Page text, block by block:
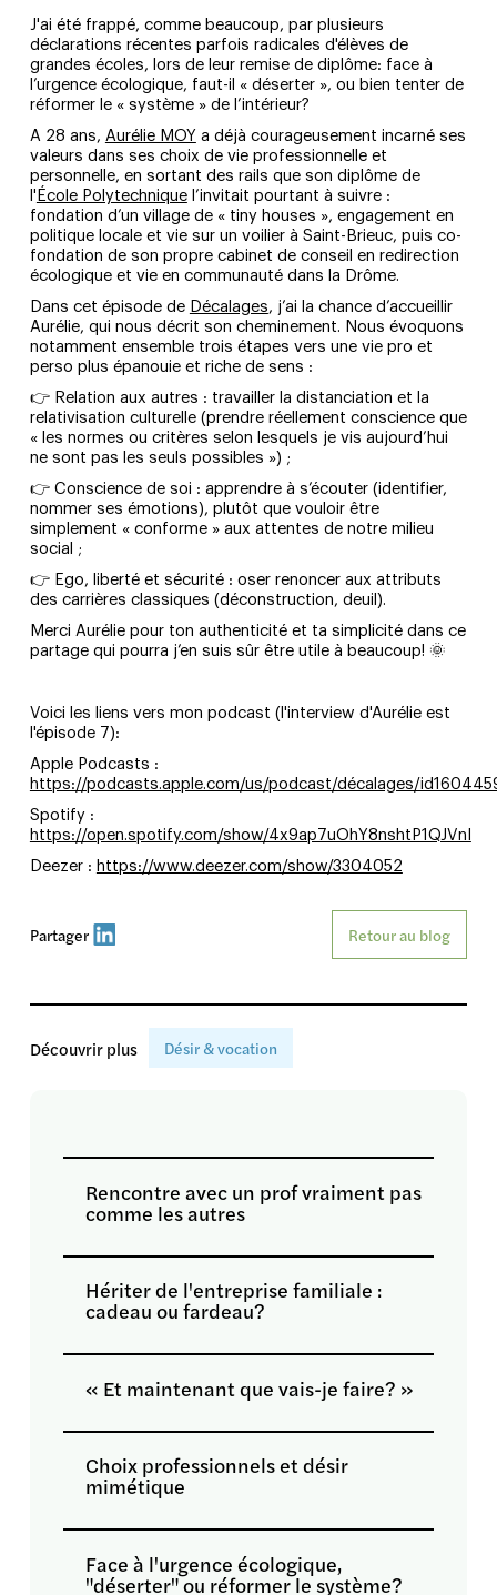
J'ai été frappé, comme beaucoup, par plusieurs
déclarations récentes parfois radicales d'élèves de
grandes écoles, lors de leur remise de diplôme: face à
l’urgence écologique, faut-il « déserter », ou bien tenter de
réformer le « système » de l’intérieur?
A 28 ans, Aurélie MOY a déjà courageusement incarné ses
valeurs dans ses choix de vie professionnelle et
personnelle, en sortant des rails que son diplôme de
l' École Polytechniquel’invitait pourtant à suivre :
fondation d’un village de « tiny houses », engagement en
politique locale et vie sur un voilier à Saint-Brieuc, puis co-
fondation de son propre cabinet de conseil en redirection
écologique et vie en communauté dans la Drôme.
Dans cet épisode de Décalages, j’ai la chance d’accueillir
Aurélie, qui nous décrit son cheminement. Nous évoquons
notamment ensemble trois étapes vers une vie pro et
perso plus épanouie et riche de sens :
👉 Relation aux autres : travailler la distanciation et la
relativisation culturelle (prendre réellement conscience que
« les normes ou critères selon lesquels je vis aujourd’hui
ne sont pas les seuls possibles ») ;
👉 Conscience de soi : apprendre à s’écouter (identifier,
nommer ses émotions), plutôt que vouloir être
simplement « conforme » aux attentes de notre milieu
social ;
👉 Ego, liberté et sécurité : oser renoncer aux attributs
des carrières classiques (déconstruction, deuil).
Merci Aurélie pour ton authenticité et ta simplicité dans ce
partage qui pourra j’en suis sûr être utile à beaucoup! 🌞
Voici les liens vers mon podcast (l'interview d'Aurélie est
l'épisode 7):
Apple Podcasts :
https://podcasts.apple.com/us/podcast/décalages/
Spotify :
https://open.spotify.com/show/4x9ap7uOhY8nshtP1QJVnI
Deezer : https://www.deezer.com/show/3304052
Partager Retour au blog
Découvrir plus Désir & vocation
Rencontre avec un prof vraiment pas
comme les autres
Hériter de l'entreprise familiale :
cadeau ou fardeau?
« Et maintenant que vais-je faire? »
Choix professionnels et désir
mimétique
Face à l'urgence écologique,
"déserter" ou réformer le système?